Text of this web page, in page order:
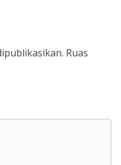
Ruas